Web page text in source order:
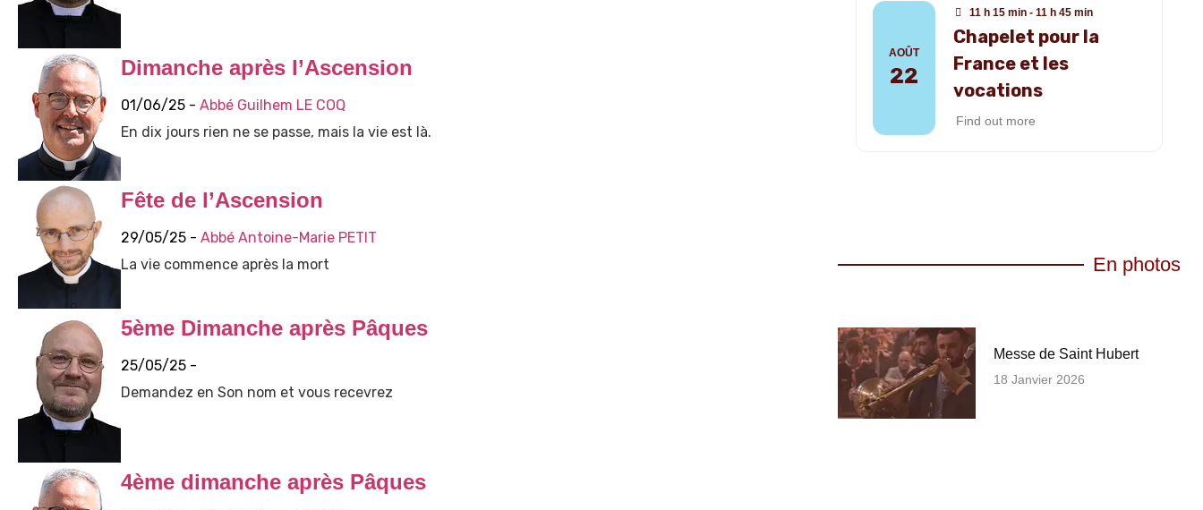
Dimanche après l’Ascension
01/06/25 - Abbé Guilhem LE COQ
En dix jours rien ne se passe, mais la vie est là.
Fête de l’Ascension
29/05/25 - Abbé Antoine-Marie PETIT
La vie commence après la mort
5ème Dimanche après Pâques
25/05/25 -
Demandez en Son nom et vous recevrez
4ème dimanche après Pâques
AOÛT
22
11 h 15 min - 11 h 45 min
Chapelet pour la
France et les
vocations
Find out more
En photos
Messe de Saint Hubert
18 Janvier 2026